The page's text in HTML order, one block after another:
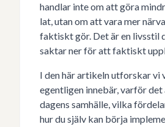
handlar inte om att göra
lat, utan om att vara mer
faktiskt gör. Det är en livsstil
saktar ner för att faktiskt
I den här artikeln utforskar vi
egentligen innebär, varför det
dagens samhälle, vilka
hur du själv kan börja